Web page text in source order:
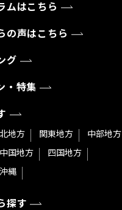
ムはこちら
の声はこちら
グ
・特集
地方 関東地方
中部地方
中国地方
四国地方
沖縄
探す